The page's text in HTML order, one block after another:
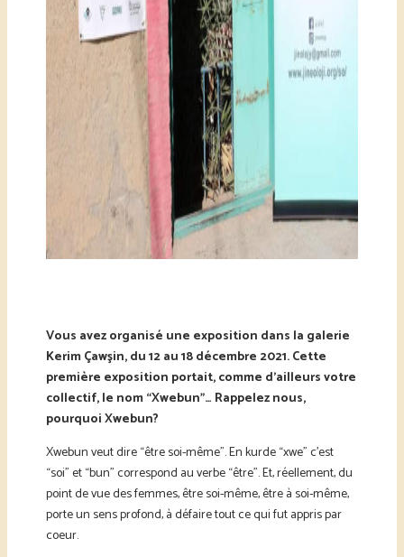
Vous avez organisé une exposition dans la galerie
Kerim Çawşin, du 12 au 18 décembre 2021. Cette
première exposition portait, comme d’ailleurs votre
collectif, le nom “Xwebun”… Rappelez nous,
pourquoi Xwebun?
Xwebun veut dire “être soi-même”. En kurde “xwe” c’est
“soi” et “bun” correspond au verbe “être”. Et, réellement, du
point de vue des femmes, être soi-même, être à soi-même,
porte un sens profond, à défaire tout ce qui fut appris par
coeur.